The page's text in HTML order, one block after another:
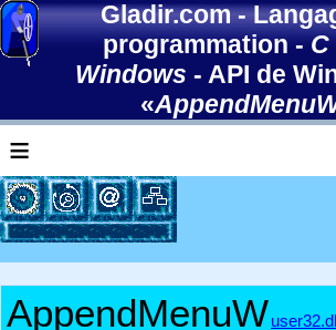
Gladir.com-
programmation-C
Windows - API de
«
≡
AppendMenuW